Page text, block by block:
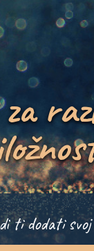
ti dodati svoj